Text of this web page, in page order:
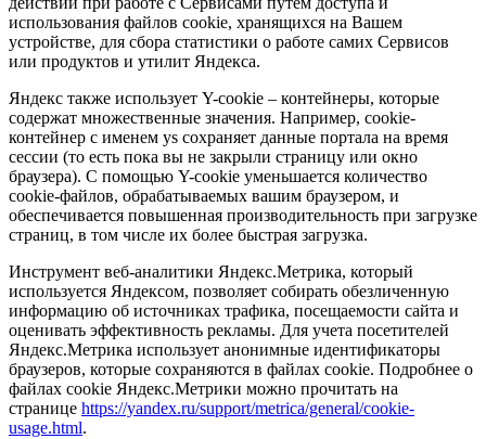
использования файлов cookie, хранящихся на Вашем
устройстве, для сбора статистики о работе самих Сервисов
или продуктов и утилит Яндекса.
Яндекс также использует Y-cookie – контейнеры, которые
содержат множественные значения. Например, cookie-
контейнер с именем ys сохраняет данные портала на время
сессии (то есть пока вы не закрыли страницу или окно
браузера). С помощью Y-cookie уменьшается количество
cookie-файлов, обрабатываемых вашим браузером, и
обеспечивается повышенная производительность при загрузке
страниц, в том числе их более быстрая загрузка.
Инструмент веб-аналитики Яндекс.Метрика, который
используется Яндексом, позволяет собирать обезличенную
информацию об источниках трафика, посещаемости сайта и
оценивать эффективность рекламы. Для учета посетителей
Яндекс.Метрика использует анонимные идентификаторы
браузеров, которые сохраняются в файлах cookie. Подробнее о
файлах cookie Яндекс.Метрики можно прочитать на
странице https://yandex.ru/support/metrica/general/cookie-
usage.html.